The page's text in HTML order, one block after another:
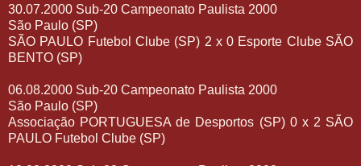
30.07.2000 Sub-20 Campeonato Paulista 2000
São Paulo (SP)
SÃO PAULO Futebol Clube (SP) 2 x 0 Esporte Clube SÃO
BENTO (SP)
06.08.2000 Sub-20 Campeonato Paulista 2000
São Paulo (SP)
Associação PORTUGUESA de Desportos (SP) 0 x 2 SÃO
PAULO Futebol Clube (SP)